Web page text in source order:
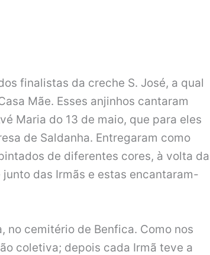
finalistas da creche S. José, a qual
Mãe. Esses anjinhos cantaram
Maria do 13 de maio, que para eles
de Saldanha. Entregaram como
de diferentes cores, à volta da
das Irmãs e estas encantaram-
no cemitério de Benfica. Como nos
coletiva; depois cada Irmã teve a